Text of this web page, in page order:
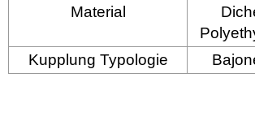
Material
Kupplung Typologie